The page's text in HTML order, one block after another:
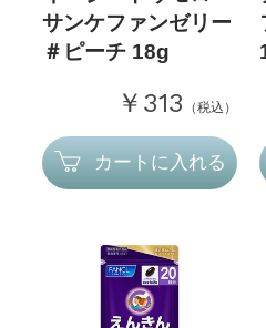
サンケファンゼリー
＃ピーチ 18g
￥313 （税込）
カートに入れる